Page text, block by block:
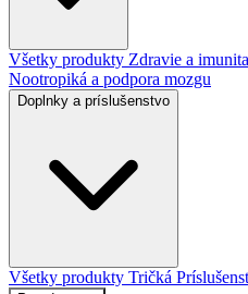
Všetky produkty Zdravie a imunita
Nootropiká a podpora mozgu
Doplnky a príslušenstvo
Všetky produkty Tričká